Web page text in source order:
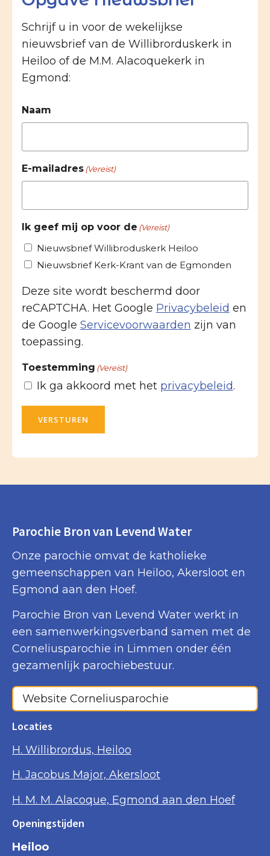
Schrijf u in voor de wekelijkse
nieuwsbrief van de Willibrorduskerk in
Heiloo of de M.M. Alacoquekerk in
Egmond:
Naam
E-mailadres (Vereist)
Ik geef mij op voor de (Vereist)
Nieuwsbrief Willibroduskerk Heiloo
Nieuwsbrief Kerk-Krant van de Egmonden
Deze site wordt beschermd door
reCAPTCHA. Het Google Privacybeleid en
de Google Servicevoorwaarden zijn van
toepassing.
Toestemming (Vereist)
Ik ga akkoord met het privacybeleid.
VERSTUREN
Parochie Bron van Levend Water
Onze parochie omvat de katholieke
gemeenschappen van Heiloo, Akersloot en
Egmond aan den Hoef.
Parochie Bron van Levend Water werkt in
een samenwerkingsverband samen met de
Corneliusparochie in Limmen onder één
gezamenlijk parochiebestuur.
Website Corneliusparochie
Locaties
H. Willibrordus, Heiloo
H. Jacobus Major, Akersloot
H. M. M. Alacoque, Egmond aan den Hoef
Openingstijden
Heiloo